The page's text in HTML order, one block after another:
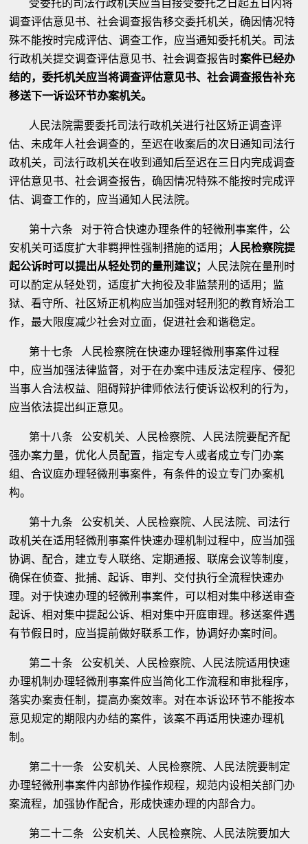
受委托的司法行政机关应当自接受委托之日起五日内将
调查评估意见书、社会调查报告移交委托机关，确因情况特
殊不能按时完成评估、调查工作，应当通知委托机关。司法
行政机关提交调查评估意见书、社会调查报告时案件已经办
结的，委托机关应当将调查评估意见书、社会调查报告补充
移送下一诉讼环节办案机关。
人民法院需要委托司法行政机关进行社区矫正调查评
估、未成年人社会调查的，至迟在收案后的次日通知司法行
政机关，司法行政机关在收到通知后至迟在三日内完成调查
评估意见书、社会调查报告，确因情况特殊不能按时完成评
估、调查工作的，应当通知人民法院。
第十六条 对于符合快速办理条件的轻微刑事案件，公
安机关可适度扩大非羁押性强制措施的适用；人民检察院提
起公诉时可以提出从轻处罚的量刑建议； 人民法院在量刑时
可以酌定从轻处罚，适度扩大拘役及非监禁刑的适用；监
狱、看守所、社区矫正机构应当加强对轻刑犯的教育矫治工
作，最大限度减少社会对立面，促进社会和谐稳定。
第十七条 人民检察院在快速办理轻微刑事案件过程
中，应当加强法律监督，对于在办案中违反法定程序、侵犯
当事人合法权益、阻碍辩护律师依法行使诉讼权利的行为，
应当依法提出纠正意见。
第十八条 公安机关、人民检察院、人民法院要配齐配
强办案力量，优化人员配置，指定专人或者成立专门办案
组、合议庭办理轻微刑事案件，有条件的设立专门办案机
构。
第十九条 公安机关、人民检察院、人民法院、司法行
政机关在适用轻微刑事案件快速办理机制过程中，应当加强
协调、配合，建立专人联络、定期通报、联席会议等制度，
确保在侦查、批捕、起诉、审判、交付执行全流程快速办
理。对于快速办理的轻微刑事案件，可以相对集中移送审查
起诉、相对集中提起公诉、相对集中开庭审理。移送案件遇
有节假日时，应当提前做好联系工作，协调好办案时间。
第二十条 公安机关、人民检察院、人民法院适用快速
办理机制办理轻微刑事案件应当简化工作流程和审批程序，
落实办案责任制，提高办案效率。对在本诉讼环节不能按本
意见规定的期限内办结的案件，该案不再适用快速办理机
制。
第二十一条 公安机关、人民检察院、人民法院要制定
办理轻微刑事案件内部协作操作规程，规范内设相关部门办
案流程，加强协作配合，形成快速办理的内部合力。
第二十二条 公安机关、人民检察院、人民法院要加大